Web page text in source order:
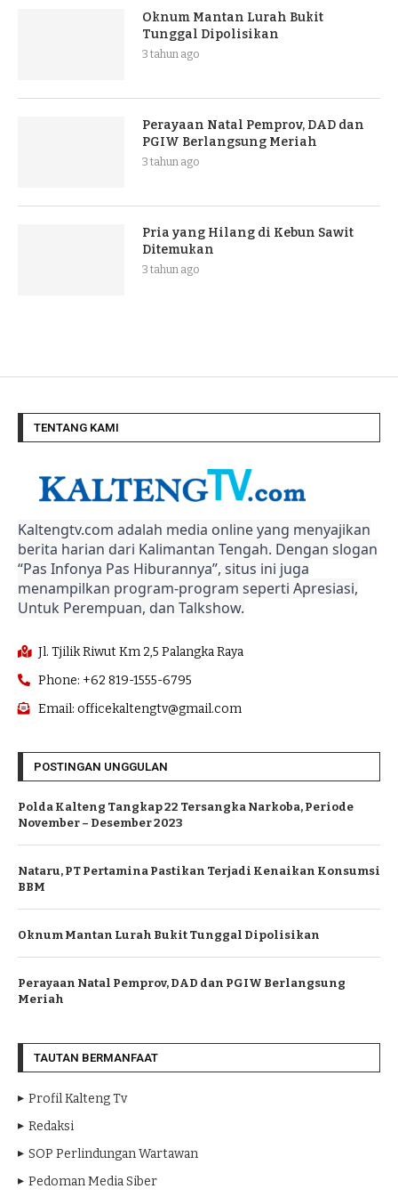
Oknum Mantan Lurah Bukit
Tunggal Dipolisikan
3 tahun ago
Perayaan Natal Pemprov, DAD dan
PGIW Berlangsung Meriah
3 tahun ago
Pria yang Hilang di Kebun Sawit
Ditemukan
3 tahun ago
TENTANG KAMI
Kaltengtv.com adalah media online yang menyajikan
berita harian dari Kalimantan Tengah. Dengan slogan
“Pas Infonya Pas Hiburannya”, situs ini juga
menampilkan program-program seperti Apresiasi,
Untuk Perempuan, dan Talkshow.
Jl. Tjilik Riwut Km 2,5 Palangka Raya
Phone: +62 819-1555-6795
Email: officekaltengtv@gmail.com
POSTINGAN UNGGULAN
Polda Kalteng Tangkap 22 Tersangka Narkoba, Periode
November – Desember 2023
Nataru, PT Pertamina Pastikan Terjadi Kenaikan Konsumsi
BBM
Oknum Mantan Lurah Bukit Tunggal Dipolisikan
Perayaan Natal Pemprov, DAD dan PGIW Berlangsung
Meriah
TAUTAN BERMANFAAT
Profil Kalteng Tv
Redaksi
SOP Perlindungan Wartawan
Pedoman Media Siber